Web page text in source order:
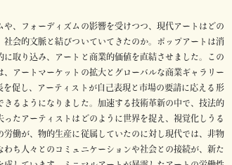
や、フォーディズムの影響を受けつつ、現代アートはどの
社会的文脈と結びついていてきたのか。ポップアートは消
に取り込み、アートと商業的価値を直結させました。この
、アートマーケットの拡大とグローバルな商業ギャラリー
を促し、アーティストが自己表現と市場の要請に応える形
きるようになりました。加速する技術革新の中で、技法的
ったアーティストはどのように世界を捉え、視覚化しうる
労働が、物的生産に従属していたのに対し現代では、非物
わち人々とのコミュニケーションや社会との接続が、新た